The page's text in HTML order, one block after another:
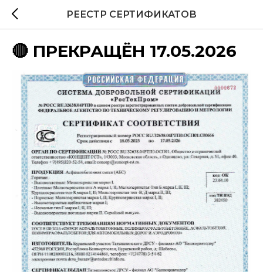
РЕЕСТР СЕРТИФИКАТОВ
🔴 ПРЕКРАЩЁН 17.05.2026